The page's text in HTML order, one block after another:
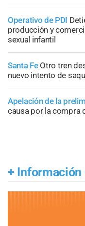
Operativo de PDI
producción y
sexual infantil
Santa Fe Otro tren
nuevo intento de
Apelación de la
causa por la compra
+ Información